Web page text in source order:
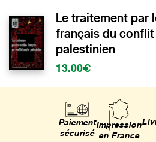
Le traitement par
français du
palestinien
13.00€
Paiement
sécurisé
Impression
en France